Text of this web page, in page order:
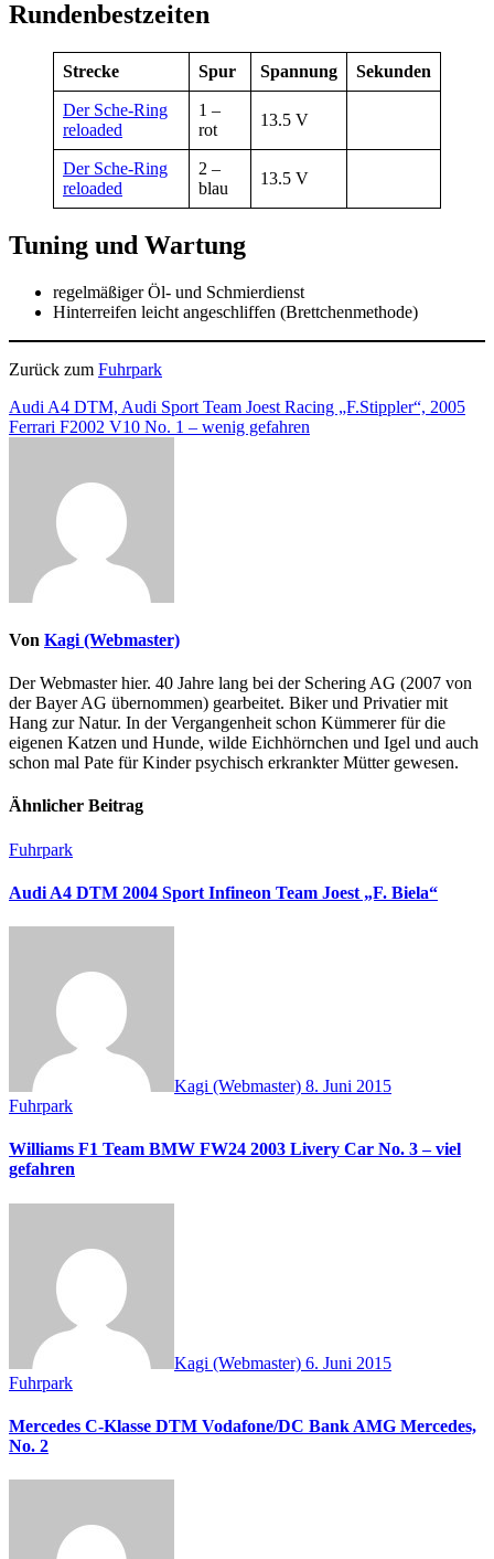
Rundenbestzeiten
Strecke Spur Spannung Sekunden
Der Sche-Ring
reloaded
1 –
rot
13.5 V
Der Sche-Ring
reloaded
2 –
blau
13.5 V
Tuning und Wartung
regelmäßiger Öl- und Schmierdienst
Hinterreifen leicht angeschliffen (Brettchenmethode)
Zurück zum Fuhrpark
Beitragsnavigation
Audi A4 DTM, Audi Sport Team Joest Racing „F.Stippler“, 2005
Ferrari F2002 V10 No. 1 – wenig gefahren
Von Kagi (Webmaster)
Der Webmaster hier. 40 Jahre lang bei der Schering AG (2007 von
der Bayer AG übernommen) gearbeitet. Biker und Privatier mit
Hang zur Natur. In der Vergangenheit schon Kümmerer für die
eigenen Katzen und Hunde, wilde Eichhörnchen und Igel und auch
schon mal Pate für Kinder psychisch erkrankter Mütter gewesen.
Ähnlicher Beitrag
Fuhrpark
Audi A4 DTM 2004 Sport Infineon Team Joest „F. Biela“
Kagi (Webmaster) 8. Juni 2015
Fuhrpark
Williams F1 Team BMW FW24 2003 Livery Car No. 3 – viel
gefahren
Kagi (Webmaster) 6. Juni 2015
Fuhrpark
Mercedes C-Klasse DTM Vodafone/DC Bank AMG Mercedes,
No. 2